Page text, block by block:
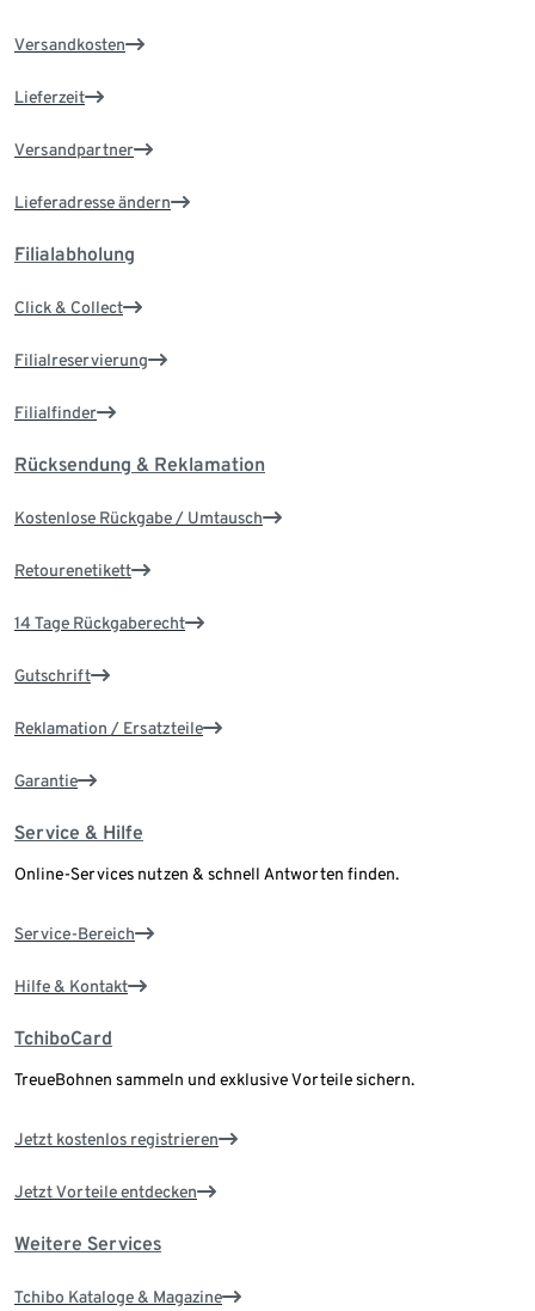
Versandkosten
Lieferzeit
Versandpartner
Lieferadresse ändern
Filialabholung
Click & Collect
Filialreservierung
Filialfinder
Rücksendung & Reklamation
Kostenlose Rückgabe / Umtausch
Retourenetikett
14 Tage Rückgaberecht
Gutschrift
Reklamation / Ersatzteile
Garantie
Service & Hilfe
Online-Services nutzen & schnell Antworten finden.
Service-Bereich
Hilfe & Kontakt
TchiboCard
TreueBohnen sammeln und exklusive Vorteile sichern.
Jetzt kostenlos registrieren
Jetzt Vorteile entdecken
Weitere Services
Tchibo Kataloge & Magazine